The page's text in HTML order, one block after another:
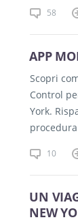
58
APP
Scopri
Control
York.
10
UN
NEW